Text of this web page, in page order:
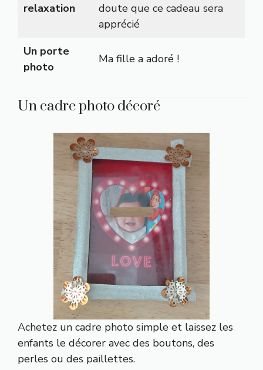
relaxation
doute que ce cadeau sera
apprécié
Un porte
photo
Ma fille a adoré !
Un cadre photo décoré
Achetez un cadre photo simple et laissez les
enfants le décorer avec des boutons, des
perles ou des paillettes.